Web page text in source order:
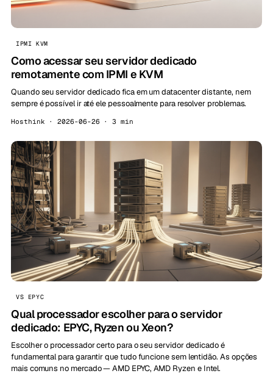
IPMI KVM
Como acessar seu servidor dedicado
remotamente com IPMI e KVM
Quando seu servidor dedicado fica em um datacenter distante, nem
sempre é possível ir até ele pessoalmente para resolver problemas.
Hosthink · 2026-06-26 · 3 min
VS EPYC
Qual processador escolher para o servidor
dedicado: EPYC, Ryzen ou Xeon?
Escolher o processador certo para o seu servidor dedicado é
fundamental para garantir que tudo funcione sem lentidão. As opções
mais comuns no mercado — AMD EPYC, AMD Ryzen e Intel.